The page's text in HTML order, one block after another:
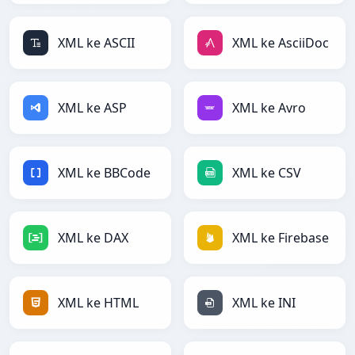
XML ke ASCII XML ke AsciiDoc
XML ke ASP XML ke Avro
XML ke BBCode XML ke CSV
XML ke DAX XML ke Firebase
XML ke HTML XML ke INI